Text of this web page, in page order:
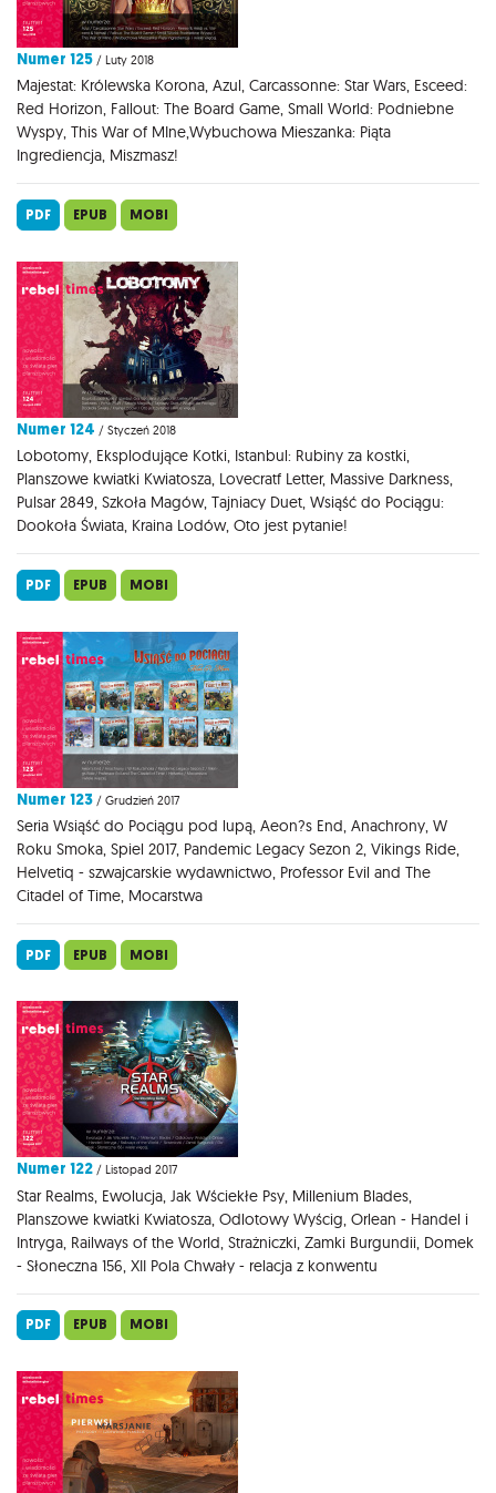
Numer 125 / Luty 2018
Majestat: Królewska Korona, Azul, Carcassonne: Star Wars, Esceed:
Red Horizon, Fallout: The Board Game, Small World: Podniebne
Wyspy, This War of MIne,Wybuchowa Mieszanka: Piąta
Ingrediencja, Miszmasz!
PDF EPUB MOBI
Numer 124 / Styczeń 2018
Lobotomy, Eksplodujące Kotki, Istanbul: Rubiny za kostki,
Planszowe kwiatki Kwiatosza, Lovecratf Letter, Massive Darkness,
Pulsar 2849, Szkoła Magów, Tajniacy Duet, Wsiąść do Pociągu:
Dookoła Świata, Kraina Lodów, Oto jest pytanie!
PDF EPUB MOBI
Numer 123 / Grudzień 2017
Seria Wsiąść do Pociągu pod lupą, Aeon?s End, Anachrony, W
Roku Smoka, Spiel 2017, Pandemic Legacy Sezon 2, Vikings Ride,
Helvetiq - szwajcarskie wydawnictwo, Professor Evil and The
Citadel of Time, Mocarstwa
PDF EPUB MOBI
Numer 122 / Listopad 2017
Star Realms, Ewolucja, Jak Wściekłe Psy, Millenium Blades,
Planszowe kwiatki Kwiatosza, Odlotowy Wyścig, Orlean - Handel i
Intryga, Railways of the World, Strażniczki, Zamki Burgundii, Domek
- Słoneczna 156, XII Pola Chwały - relacja z konwentu
PDF EPUB MOBI